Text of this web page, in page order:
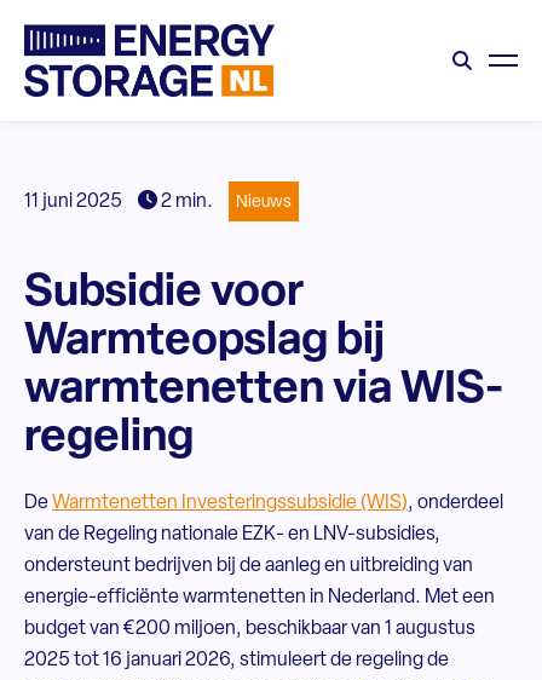
11 juni 2025 2 min. Nieuws
Subsidie voor
Warmteopslag bij
warmtenetten via WIS-
regeling
DeWarmtenetten Investeringssubsidie (WIS), onderdeel
van de Regeling nationale EZK- en LNV-subsidies,
ondersteunt bedrijven bij de aanleg en uitbreiding van
energie-efficiënte warmtenetten in Nederland. Met een
budget van €200 miljoen, beschikbaar van 1 augustus
2025 tot 16 januari 2026, stimuleert de regeling de